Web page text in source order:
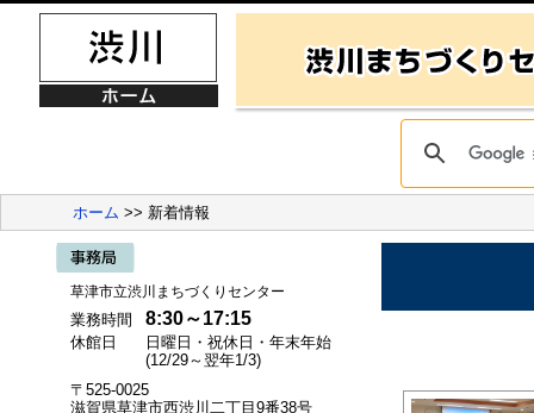
ホーム >> 新着情報
草津市立渋川まちづくりセンター
業務時間 8:30～17:15
休館日
日曜日・祝休日・年末年始
(12/29～翌年1/3)
〒525-0025
滋賀県草津市西渋川二丁目9番38号